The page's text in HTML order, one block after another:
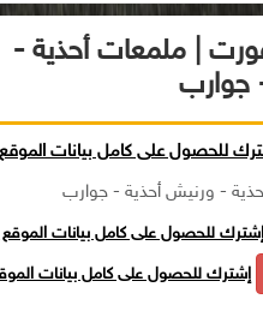
| ملمعات أحذية -
جوارب
للحصول على كامل بيانات
- ورنيش أحذية - جوارب
إشترك للحصول على كامل بيانات
إشترك للحصول على كامل بيانات